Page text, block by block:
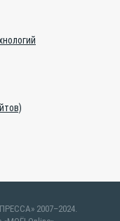
2007–2024.